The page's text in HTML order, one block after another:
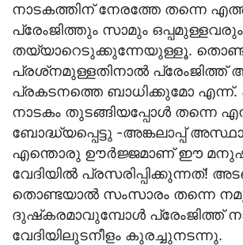
നാടകത്തിന് നേരത്തേ തന്നെ
പ്രേംജിത്തും സാമും ഒപ്പമുള്ളവരും
തയ്യാറെടുക്കുന്നേയുള്ളൂ.
പ്രശ്‌നമുള്ളതിനാല്‍ പ്രേംജിത്ത്
പ്രകടനത്തെ ബാധിക്കുമോ എന്ന്.
നാടകം തുടങ്ങിയപ്പോള്‍ തന്നെ
ബോദ്ധ്യപ്പെട്ടു -അങ്കലാപ്പ്
എന്തൊരു ഊര്‍ജ്ജമാണ് ഈ
വേദിയില്‍ പ്രസരിപ്പിക്കുന്നത്!
തൊണ്ടയാല്‍ സംസാരം തന്നെ
ദുഷ്‌കരമാവുമ്പോള്‍ പ്രേംജിത്ത്
വേദിയിലുടനീളം കുരച്ചുനടന്നു.